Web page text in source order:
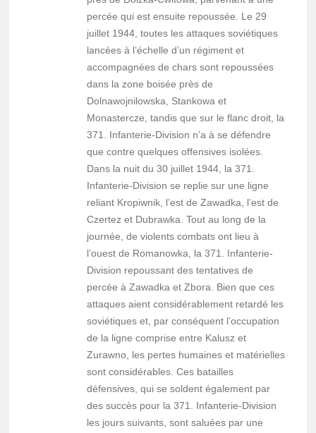
percée qui est ensuite repoussée. Le 29
juillet 1944, toutes les attaques soviétiques
lancées à l’échelle d’un régiment et
accompagnées de chars sont repoussées
dans la zone boisée près de
Dolnawojnilowska, Stankowa et
Monastercze, tandis que sur le flanc droit, la
371. Infanterie-Division n’a à se défendre
que contre quelques offensives isolées.
Dans la nuit du 30 juillet 1944, la 371.
Infanterie-Division se replie sur une ligne
reliant Kropiwnik, l’est de Zawadka, l’est de
Czertez et Dubrawka. Tout au long de la
journée, de violents combats ont lieu à
l’ouest de Romanowka, la 371. Infanterie-
Division repoussant des tentatives de
percée à Zawadka et Zbora. Bien que ces
attaques aient considérablement retardé les
soviétiques et, par conséquent l’occupation
de la ligne comprise entre Kalusz et
Zurawno, les pertes humaines et matérielles
sont considérables. Ces batailles
défensives, qui se soldent également par
des succès pour la 371. Infanterie-Division
les jours suivants, sont saluées par une